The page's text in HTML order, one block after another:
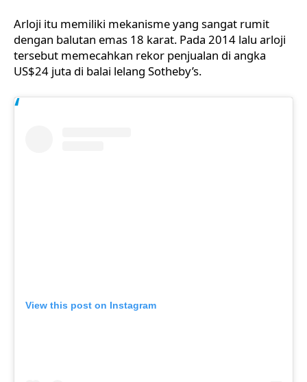
Arloji itu memiliki mekanisme yang sangat rumit
dengan balutan emas 18 karat. Pada 2014 lalu arloji
tersebut memecahkan rekor penjualan di angka
US$24 juta di balai lelang Sotheby’s.
View this post on Instagram